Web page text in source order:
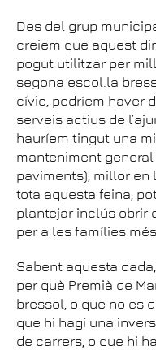
Des del grup
creiem que aquest
pogut utilitzar per
segona escol.la
cívic, podríem haver
serveis actius de
hauríem tingut una
manteniment
paviments), millor en
tota aquesta feina,
plantejar inclús obrir
per a les famílies
Sabent aquesta
per què Premià de
bressol, o que no es
que hi hagi una
de carrers, o que hi